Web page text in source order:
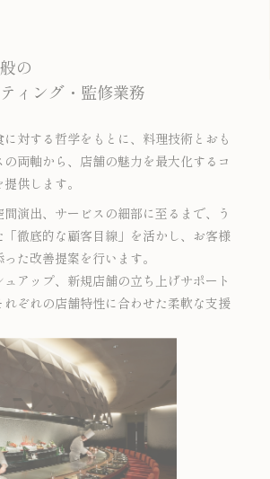
の
ィング・監修業務
に対する哲学をもとに、料理技術とおも
両軸から、店舗の魅力を最大化するコ
供します。
間演出、サービスの細部に至るまで、う
「徹底的な顧客目線」を活かし、お客様
た改善提案を行います。
アップ、新規店舗の立ち上げサポート
れぞれの店舗特性に合わせた柔軟な支援